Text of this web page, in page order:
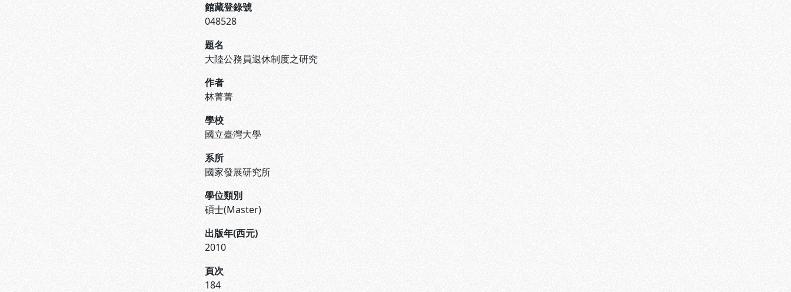
館藏登錄號
048528
題名
大陸公務員退休制度之研究
作者
林菁菁
學校
國立臺灣大學
系所
國家發展研究所
學位類別
碩士(Master)
出版年(西元)
2010
頁次
184